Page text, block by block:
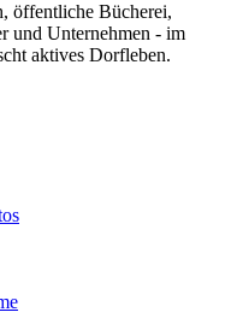
öffentliche Bücherei,
und Unternehmen - im
aktives Dorfleben.